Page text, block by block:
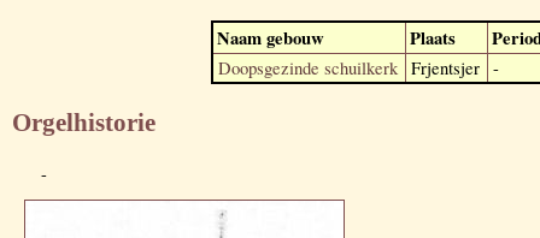
Naam gebouw Plaats
Doopsgezinde schuilkerk Frjentsjer -
Orgelhistorie
-